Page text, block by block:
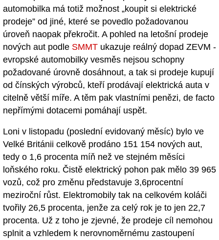
automobilka má totiž možnost „koupit si elektrické
prodeje” od jiné, které se povedlo požadovanou
úroveň naopak překročit. A pohled na letošní prodeje
nových aut podle SMMT ukazuje reálný dopad ZEVM -
evropské automobilky vesměs nejsou schopny
požadované úrovně dosáhnout, a tak si prodeje kupují
od čínských výrobců, kteří prodávají elektrická auta v
citelně větší míře. A těm pak vlastními penězi, de facto
nepřímými dotacemi pomáhají uspět.
Loni v listopadu (poslední evidovaný měsíc) bylo ve
Velké Británii celkově prodáno 151 154 nových aut,
tedy o 1,6 procenta míň než ve stejném měsíci
loňského roku. Čistě elektrický pohon pak mělo 39 965
vozů, což pro změnu představuje 3,6procentní
meziroční růst. Elektromobily tak na celkovém koláči
tvořily 26,5 procenta, jenže za celý rok je to jen 22,7
procenta. Už z toho je zjevné, že prodeje cíl nemohou
splnit a vzhledem k nerovnoměrnému zastoupení